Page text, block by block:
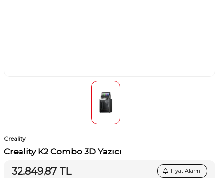
Creality
Creality K2 Combo 3D Yazıcı
32.849,87 TL Fiyat Alarmı